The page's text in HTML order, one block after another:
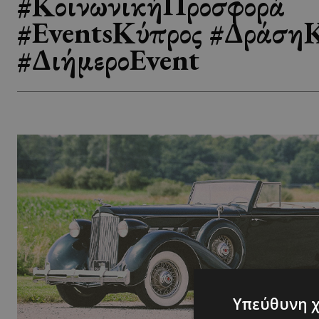
#EventsΚύπρος
#ΔιήμεροEvent
Υπεύθυνη